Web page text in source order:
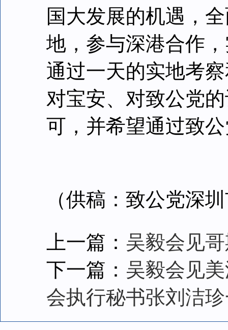
国大发展的机遇，
地，参与深港合作
通过一天的实地考
对宝安、对致公党
可，并希望通过致
（供稿：致公党深
上一篇： 吴毅会见
下一篇： 吴毅会见
会执行秘书张刘洁